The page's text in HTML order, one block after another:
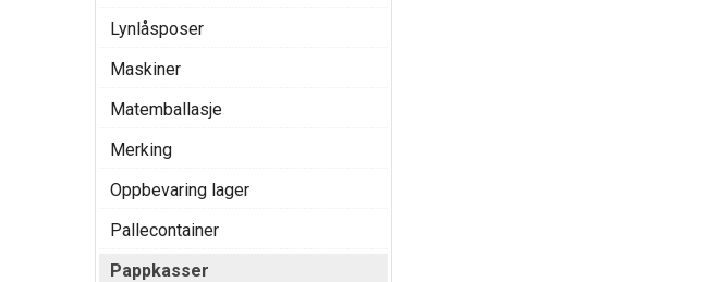
Lynlåsposer
Maskiner
Matemballasje
Merking
Oppbevaring lager
Pallecontainer
Pappkasser